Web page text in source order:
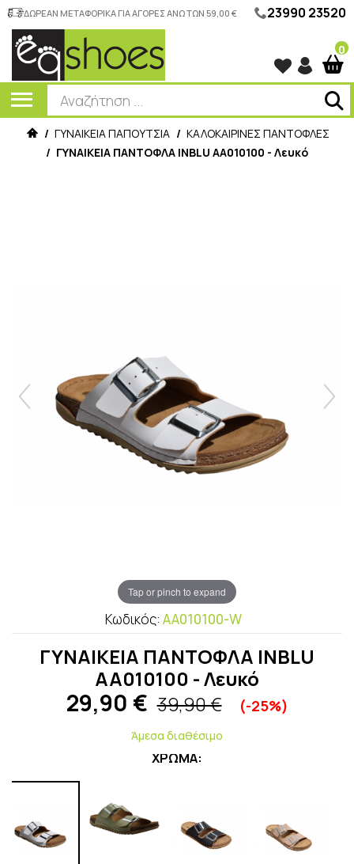
ΔΩΡΕΑΝ ΜΕΤΑΦΟΡΙΚΑ ΓΙΑ ΑΓΟΡΕΣ ΑΝΩ ΤΩΝ 59,00 € 23990 23520
0
/ ΓΥΝΑΙΚΕΙΑ ΠΑΠΟΥΤΣΙΑ / ΚΑΛΟΚΑΙΡΙΝΕΣ ΠΑΝΤΟΦΛΕΣ
/ ΓΥΝΑΙΚΕΙΑ ΠΑΝΤΟΦΛΑ INBLU ΑΑ010100 - Λευκό
Tap or pinch to expand
Κωδικός: ΑΑ010100-W
ΓΥΝΑΙΚΕΙΑ ΠΑΝΤΟΦΛΑ INBLU
ΑΑ010100 - Λευκό
29,90 €39,90 € (-25%)
Άμεσα διαθέσιμο
ΧΡΩΜΑ: